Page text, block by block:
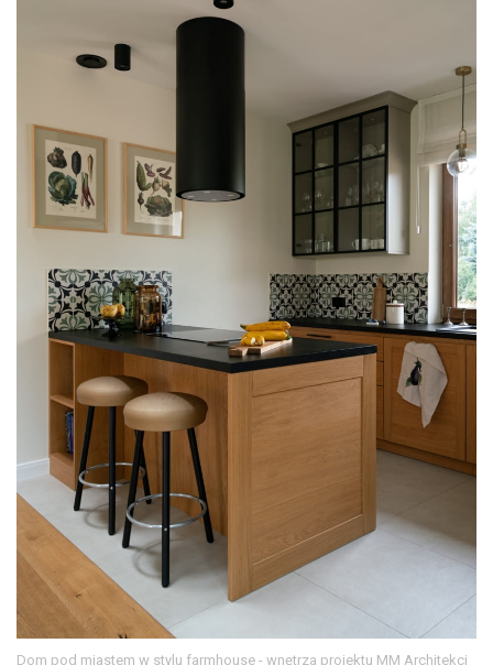
Dom pod miastem w stylu farmhouse - wnętrza projektu MM Architekci